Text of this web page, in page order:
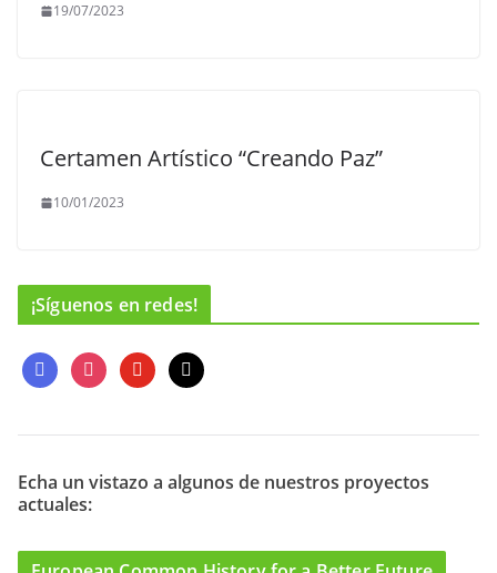
19/07/2023
Certamen Artístico “Creando Paz”
10/01/2023
¡Síguenos en redes!
f
a
e
o
o
i
n
t
g
r
m
y
o
t
b
m
a
l
Echa un vistazo a algunos de nuestros proyectos
actuales: